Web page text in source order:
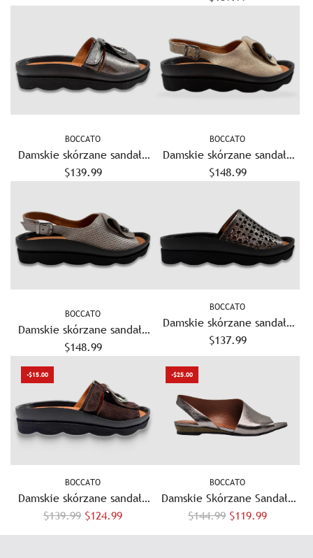
BOCCATO
Damskie skórzane sandały
Marigold – srebrne
$139.99
BOCCATO
Damskie skórzane sandały
Camellia – złote
$148.99
BOCCATO
Damskie skórzane sandały
Orchid - srebrne
$148.99
BOCCATO
Damskie skórzane sandały
Begonia - Srebrne
$137.99
-$15.00
BOCCATO
Damskie skórzane sandały
Marigold – brązowe
C
e
$139.99 $124.99
-$25.00
BOCCATO
Damskie Skórzane Sandały
Flora – Srebrne
C
e
$144.99 $119.99